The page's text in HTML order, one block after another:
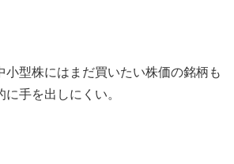
小型株にはまだ買いたい株価の銘柄も
手を出しにくい。